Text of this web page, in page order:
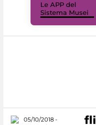
Le APP del
Sistema Musei